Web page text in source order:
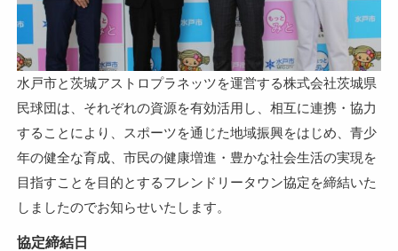
水戸市と茨城アストロプラネッツを運営する株式会社茨城県
民球団は、それぞれの資源を有効活用し、相互に連携・協力
することにより、スポーツを通じた地域振興をはじめ、青少
年の健全な育成、市民の健康増進・豊かな社会生活の実現を
目指すことを目的とするフレンドリータウン協定を締結いた
しましたのでお知らせいたします。
協定締結日